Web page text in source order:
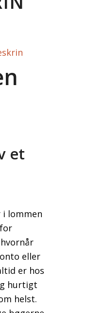
et
lommen
eller
er hos
hurtigt
helst.